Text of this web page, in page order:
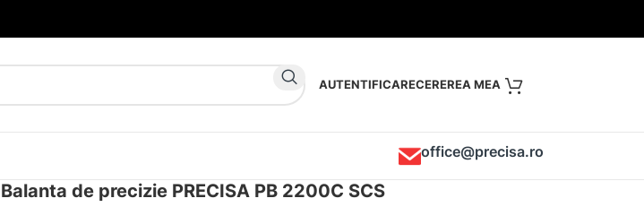
AUTENTIFICARE
office@precisa.ro
Balanta de precizie PRECISA PB 2200C SCS